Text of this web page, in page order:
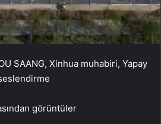
SAANG, Xinhua muhabiri, Yapay
görüntüler